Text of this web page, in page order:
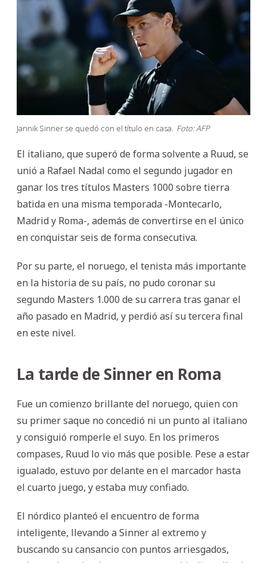
Jannik Sinner se quedó con el título en casa. Foto: AFP
El italiano, que superó de forma solvente a Ruud, se
unió a Rafael Nadal como el segundo jugador en
ganar los tres títulos Masters 1000 sobre tierra
batida en una misma temporada -Montecarlo,
Madrid y Roma-, además de convertirse en el único
en conquistar seis de forma consecutiva.
Por su parte, el noruego, el tenista más importante
en la historia de su país, no pudo coronar su
segundo Masters 1.000 de su carrera tras ganar el
año pasado en Madrid, y perdió así su tercera final
en este nivel.
La tarde de Sinner en Roma
Fue un comienzo brillante del noruego, quien con
su primer saque no concedió ni un punto al italiano
y consiguió romperle el suyo. En los primeros
compases, Ruud lo vio más que posible. Pese a estar
igualado, estuvo por delante en el marcador hasta
el cuarto juego, y estaba muy confiado.
El nórdico planteó el encuentro de forma
inteligente, llevando a Sinner al extremo y
buscando su cansancio con puntos arriesgados,